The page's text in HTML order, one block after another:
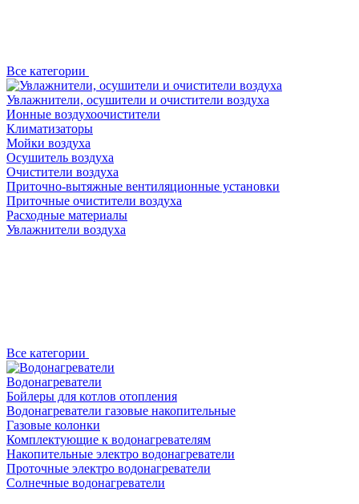
Все категории
Увлажнители, осушители и очистители воздуха
Ионные воздухоочистители
Климатизаторы
Мойки воздуха
Осушитель воздуха
Очистители воздуха
Приточно-вытяжные вентиляционные установки
Приточные очистители воздуха
Расходные материалы
Увлажнители воздуха
Все категории
Водонагреватели
Бойлеры для котлов отопления
Водонагреватели газовые накопительные
Газовые колонки
Комплектующие к водонагревателям
Накопительные электро водонагреватели
Проточные электро водонагреватели
Солнечные водонагреватели